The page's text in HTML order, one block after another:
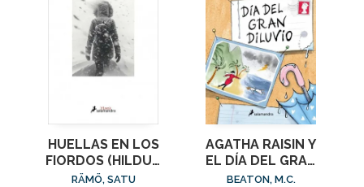
HUELLAS EN LOS
FIORDOS (HILDUR
1)
RÄMÖ, SATU
AGATHA RAISIN Y
EL DÍA DEL GRAN
DILUVIO (AGATHA
BEATON, M.C.